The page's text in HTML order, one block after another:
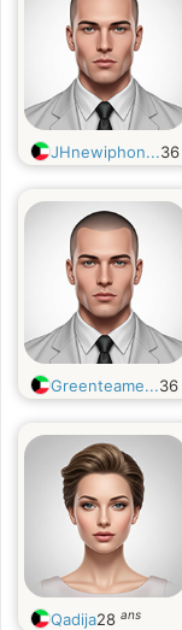
JHnewiphon...36
Greenteame...36
Qadija28 ans